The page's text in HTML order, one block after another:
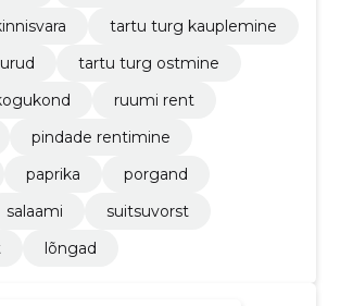
tartu turg kauplemine
tartu turg ostmine
ruumi rent
pindade rentimine
paprika
porgand
salaami
suitsuvorst
lõngad